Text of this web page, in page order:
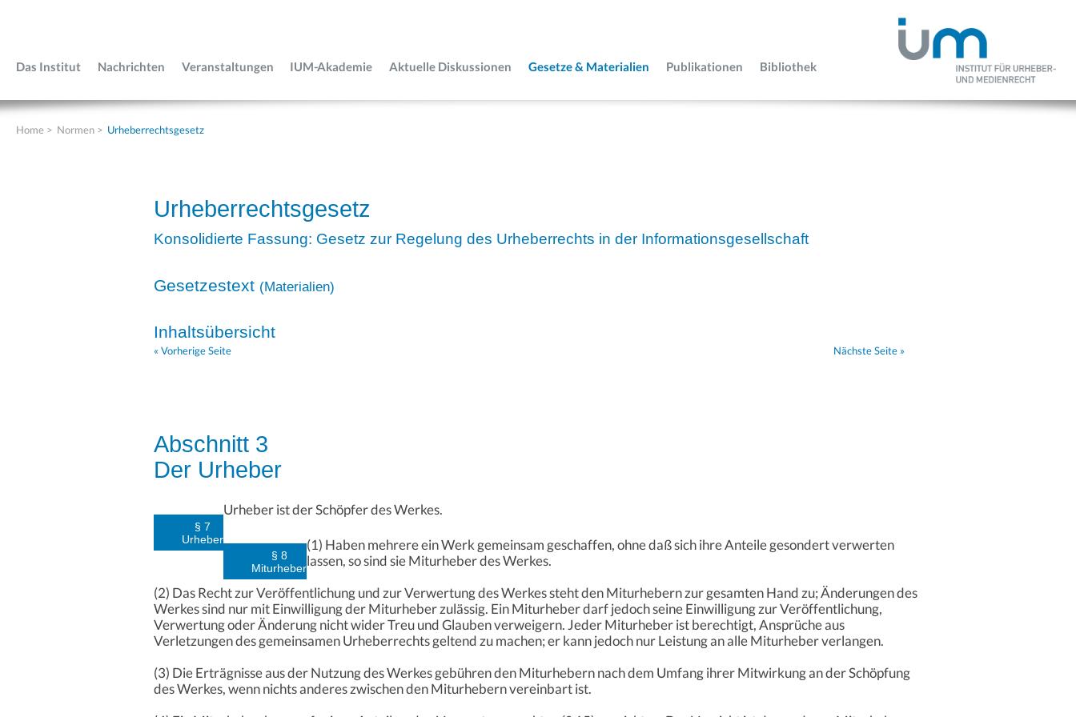
Das Institut Nachrichten Veranstaltungen IUM-Akademie Aktuelle Diskussionen Gesetze & Materialien Publikationen Bibliothek
Home > Normen > Urheberrechtsgesetz
Urheberrechtsgesetz
Konsolidierte Fassung: Gesetz zur Regelung des Urheberrechts in der Informationsgesellschaft
Gesetzestext (Materialien)
Inhaltsübersicht
« Vorherige Seite Nächste Seite »
Abschnitt 3
Der Urheber
§ 7
Urheber
Urheber ist der Schöpfer des Werkes.
§ 8
Miturheber
(1) Haben mehrere ein Werk gemeinsam geschaffen, ohne daß sich ihre Anteile gesondert verwerten
lassen, so sind sie Miturheber des Werkes.
(2) Das Recht zur Veröffentlichung und zur Verwertung des Werkes steht den Miturhebern zur gesamten Hand zu; Änderungen des
Werkes sind nur mit Einwilligung der Miturheber zulässig. Ein Miturheber darf jedoch seine Einwilligung zur Veröffentlichung,
Verwertung oder Änderung nicht wider Treu und Glauben verweigern. Jeder Miturheber ist berechtigt, Ansprüche aus
Verletzungen des gemeinsamen Urheberrechts geltend zu machen; er kann jedoch nur Leistung an alle Miturheber verlangen.
(3) Die Erträgnisse aus der Nutzung des Werkes gebühren den Miturhebern nach dem Umfang ihrer Mitwirkung an der Schöpfung
des Werkes, wenn nichts anderes zwischen den Miturhebern vereinbart ist.